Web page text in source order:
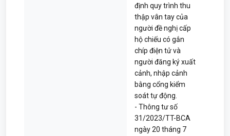
định quy trình thu
thập vân tay của
người đề nghị cấp
hộ chiếu có gắn
chíp điện tử và
người đăng ký xuất
cảnh, nhập cảnh
bằng cổng kiểm
soát tự động.
- Thông tư số
31/2023/TT-BCA
ngày 20 tháng 7